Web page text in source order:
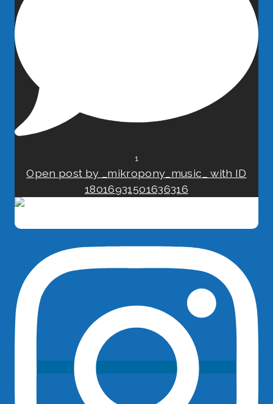
1
Open post by _mikropony_music_ with ID
18016931501636316